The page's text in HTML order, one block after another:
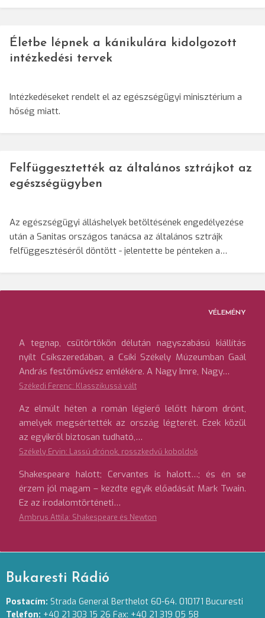
Életbe lépnek a kánikulára kidolgozott
intézkedési tervek
Intézkedéseket rendelt el az egészségügyi minisztérium a
hőség miatt.
Felfüggesztették az általános sztrájkot az
egészségügyben
Az egészségügyi álláshelyek betöltésének engedélyezése
után a Sanitas országos tanácsa az általános sztrájk
felfüggesztéséről döntött - jelentette be pénteken a…
VÉLEMÉNY
A tegnap, csütörtökön délután nagyszabású kiállítás
nyílt Csíkszeredában, a Csíki Székely Múzeumban Gaál
András festőművész emlékére. A Nagy Imre, Nagy…
Székedi Ferenc: Klasszikussá vált
Az elmúlt héten a román légierő lelőtt három drónt,
amelyek megsértették az ország légterét. Ezek közül
az egyikről biztosan tudható,…
Székely Ervin: Lassú drónok, rosszkedvű koboldok
Shakespeare halott; Cervantes is halott…; és én se
érzem jól magam – kezdte egyik előadását Mark Twain.
Ez az irodalomtörténeti…
Ambrus Attila: Shakespeare és Newton
Bukaresti Rádió
Postacím: Strada General Berthelot 60-64. 010171 Bucuresti
Telefon: +40 21 303 15 26 Fax: +40 21 319 05 58